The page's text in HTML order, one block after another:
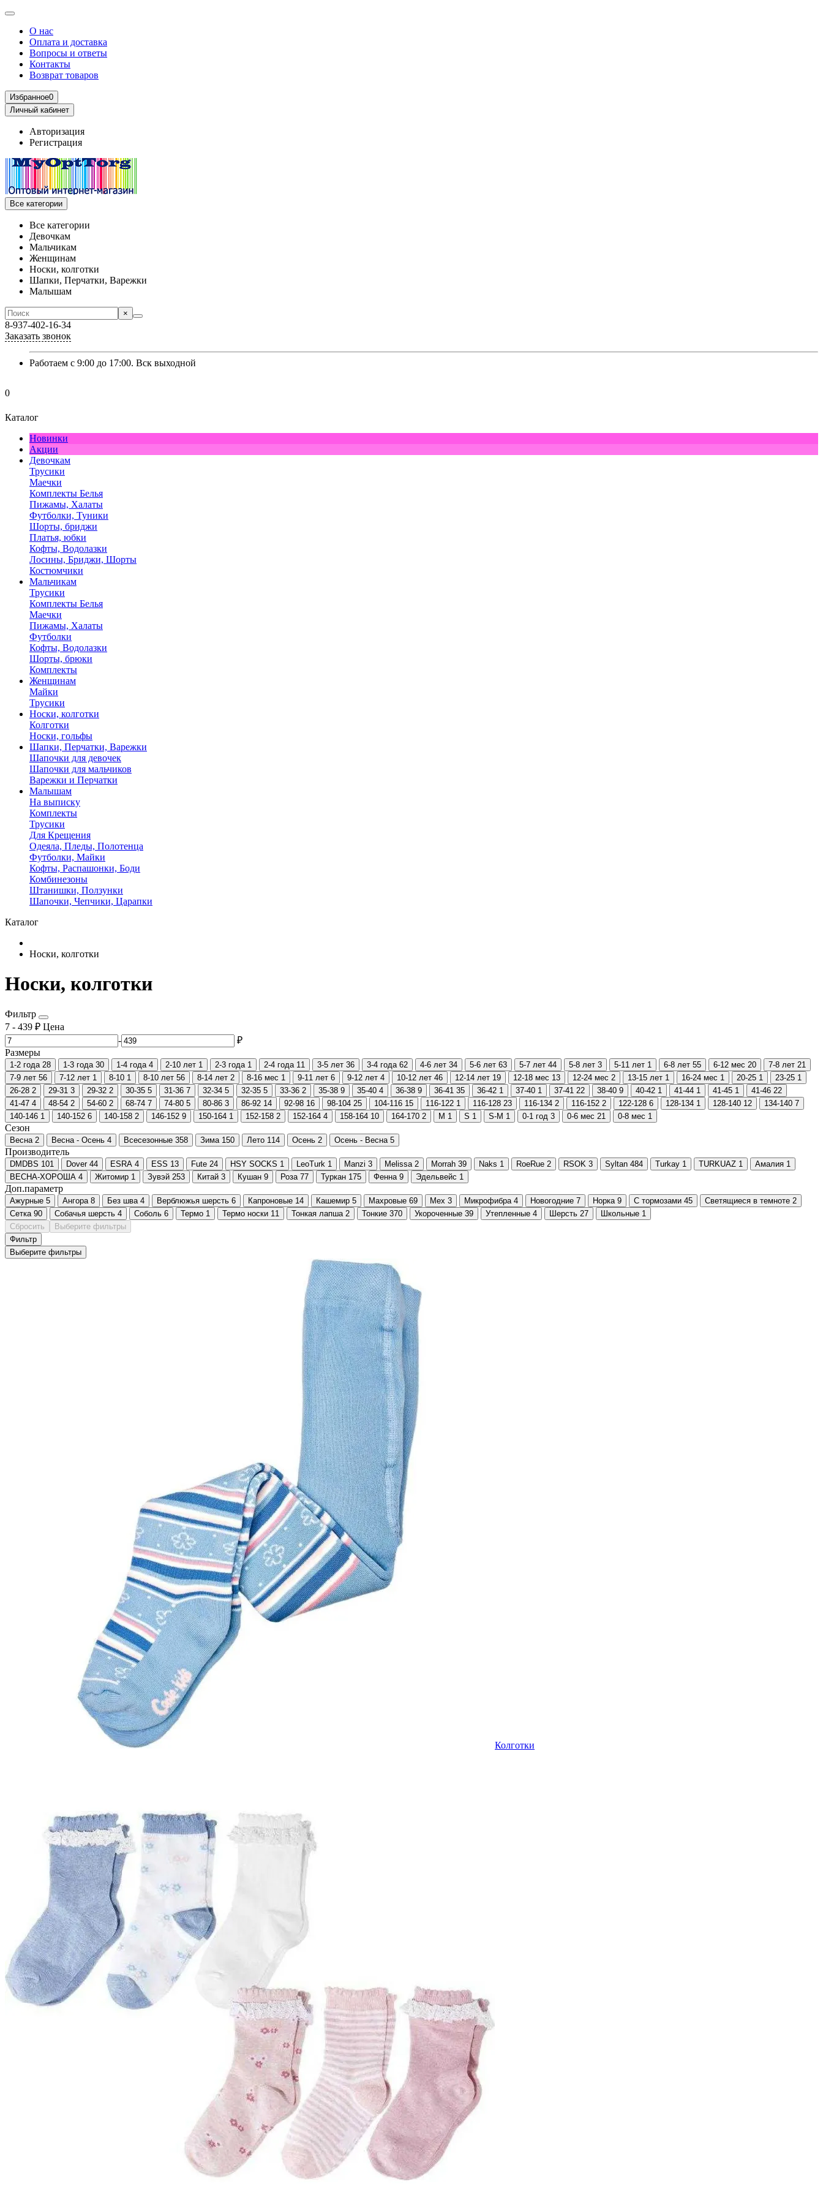
О нас
Оплата и доставка
Вопросы и ответы
Контакты
Возврат товаров
Избранное0
Личный кабинет
Авторизация
Регистрация
Все категории
Все категории
Девочкам
Мальчикам
Женщинам
Носки, колготки
Шапки, Перчатки, Варежки
Малышам
×
8-937-402-16-34
Заказать звонок
Работаем с 9:00 до 17:00. Вск выходной
0
Каталог
Новинки
Акции
Девочкам
Трусики
Маечки
Комплекты Белья
Пижамы, Халаты
Футболки, Туники
Шорты, бриджи
Платья, юбки
Кофты, Водолазки
Лосины, Бриджи, Шорты
Костюмчики
Мальчикам
Трусики
Комплекты Белья
Маечки
Пижамы, Халаты
Футболки
Кофты, Водолазки
Шорты, брюки
Комплекты
Женщинам
Майки
Трусики
Носки, колготки
Колготки
Носки, гольфы
Шапки, Перчатки, Варежки
Шапочки для девочек
Шапочки для мальчиков
Варежки и Перчатки
Малышам
На выписку
Комплекты
Трусики
Для Крещения
Одеяла, Пледы, Полотенца
Футболки, Майки
Кофты, Распашонки, Боди
Комбинезоны
Штанишки, Ползунки
Шапочки, Чепчики, Царапки
Каталог
Носки, колготки
Носки, колготки
Фильтр
7 - 439 ₽ Цена
-
₽
Размеры
1-2 года 28 1-3 года 30 1-4 года 4 2-10 лет 1 2-3 года 1 2-4 года 11 3-5 лет 36 3-4 года 62 4-6 лет 34 5-6 лет 63 5-7 лет 44 5-8 лет 3 5-11 лет 1 6-8 лет 55 6-12 мес 20 7-8 лет 21
7-9 лет 56 7-12 лет 1 8-10 1 8-10 лет 56 8-14 лет 2 8-16 мес 1 9-11 лет 6 9-12 лет 4 10-12 лет 46 12-14 лет 19 12-18 мес 13 12-24 мес 2 13-15 лет 1 16-24 мес 1 20-25 1 23-25 1
26-28 2 29-31 3 29-32 2 30-35 5 31-36 7 32-34 5 32-35 5 33-36 2 35-38 9 35-40 4 36-38 9 36-41 35 36-42 1 37-40 1 37-41 22 38-40 9 40-42 1 41-44 1 41-45 1 41-46 22
41-47 4 48-54 2 54-60 2 68-74 7 74-80 5 80-86 3 86-92 14 92-98 16 98-104 25 104-116 15 116-122 1 116-128 23 116-134 2 116-152 2 122-128 6 128-134 1 128-140 12 134-140 7
140-146 1 140-152 6 140-158 2 146-152 9 150-164 1 152-158 2 152-164 4 158-164 10 164-170 2 M 1 S 1 S-M 1 0-1 год 3 0-6 мес 21 0-8 мес 1
Сезон
Весна 2 Весна - Осень 4 Всесезонные 358 Зима 150 Лето 114 Осень 2 Осень - Весна 5
Производитель
DMDBS 101 Dover 44 ESRA 4 ESS 13 Fute 24 HSY SOCKS 1 LeoTurk 1 Manzi 3 Melissa 2 Morrah 39 Naks 1 RoeRue 2 RSOK 3 Syltan 484 Turkay 1 TURKUAZ 1 Амалия 1
ВЕСНА-ХОРОША 4 Житомир 1 Зувэй 253 Китай 3 Кушан 9 Роза 77 Туркан 175 Фенна 9 Эдельвейс 1
Доп.параметр
Ажурные 5 Ангора 8 Без шва 4 Верблюжья шерсть 6 Капроновые 14 Кашемир 5 Махровые 69 Мех 3 Микрофибра 4 Новогодние 7 Норка 9 С тормозами 45 Светящиеся в темноте 2
Сетка 90 Собачья шерсть 4 Соболь 6 Термо 1 Термо носки 11 Тонкая лапша 2 Тонкие 370 Укороченные 39 Утепленные 4 Шерсть 27 Школьные 1
Сбросить
Выберите фильтры
Фильтр
Выберите фильтры
Колготки